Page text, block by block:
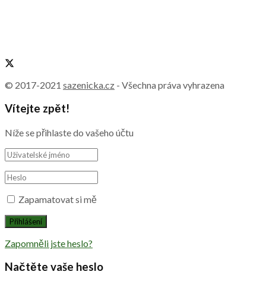
© 2017-2021 sazenicka.cz - Všechna práva vyhrazena
Vítejte zpět!
Níže se přihlaste do vašeho účtu
Zapamatovat si mě
Zapomněli jste heslo?
Načtěte vaše heslo